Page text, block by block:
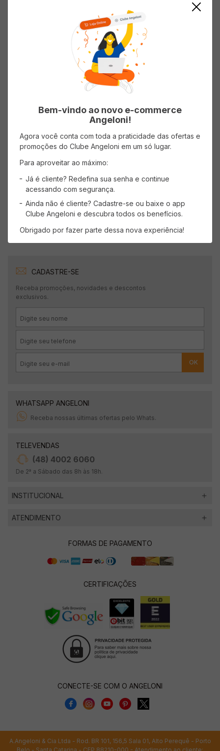
Tipo de Chocolate
Branco
Avaliações
Classificação média: 0(0 avaliações)
Faça login para escrever uma avaliação.
Mais recentes Todos
CADASTRE-SE
Receba promoções, novidades e descontos
exclusivos.
OK
WHATSAPP ANGELONI
Receba nossas últimas ofertas pelo Whats.
TELEVENDAS
(48) 4002 6060
De 2ª a Sábado das 8h às 18h.
INSTITUCIONAL
ATENDIMENTO
FORMAS DE PAGAMENTO
CERTIFICAÇÕES
CONECTE-SE COM O ANGELONI
A.Angeloni & Cia Ltda - Rod. BR 101, 156,5 Sala 01, Alto Perequê - Porto
Bem-vindo ao novo e-commerce
Angeloni!
Agora você conta com toda a praticidade das ofertas e
promoções do Clube Angeloni em um só lugar.
Para aproveitar ao máximo:
Já é cliente? Redefina sua senha e continue
acessando com segurança.
Ainda não é cliente? Cadastre-se ou baixe o app
Clube Angeloni e descubra todos os benefícios.
Obrigado por fazer parte dessa nova experiência!